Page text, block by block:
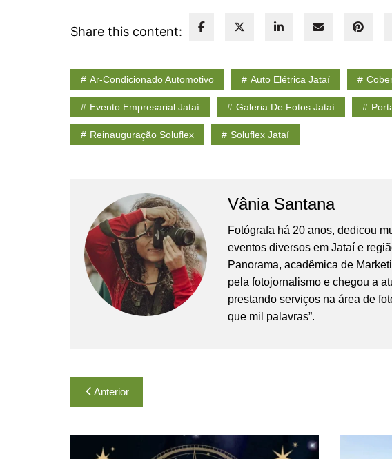
Share this content:
Ar-Condicionado Automotivo Auto Elétrica Jataí
Evento Empresarial Jataí Galeria De Fotos Jataí
Reinauguração Soluflex Soluflex Jataí
Vânia Santana
Fotógrafa há 20 anos, dedicou
eventos diversos em Jataí e
Panorama, acadêmica de
pela fotojornalismo e chegou a
prestando serviços na área de
que mil palavras”.
Navegação
de
Post
Anterior